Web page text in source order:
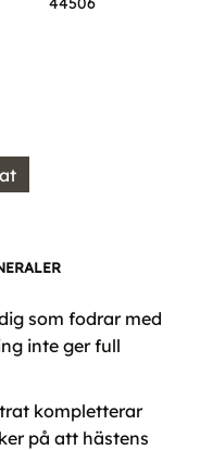
som fodrar med
inte ger full
kompletterar
på att hästens